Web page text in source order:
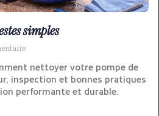
simples
nettoyer votre pompe de
inspection et bonnes pratiques
performante et durable.